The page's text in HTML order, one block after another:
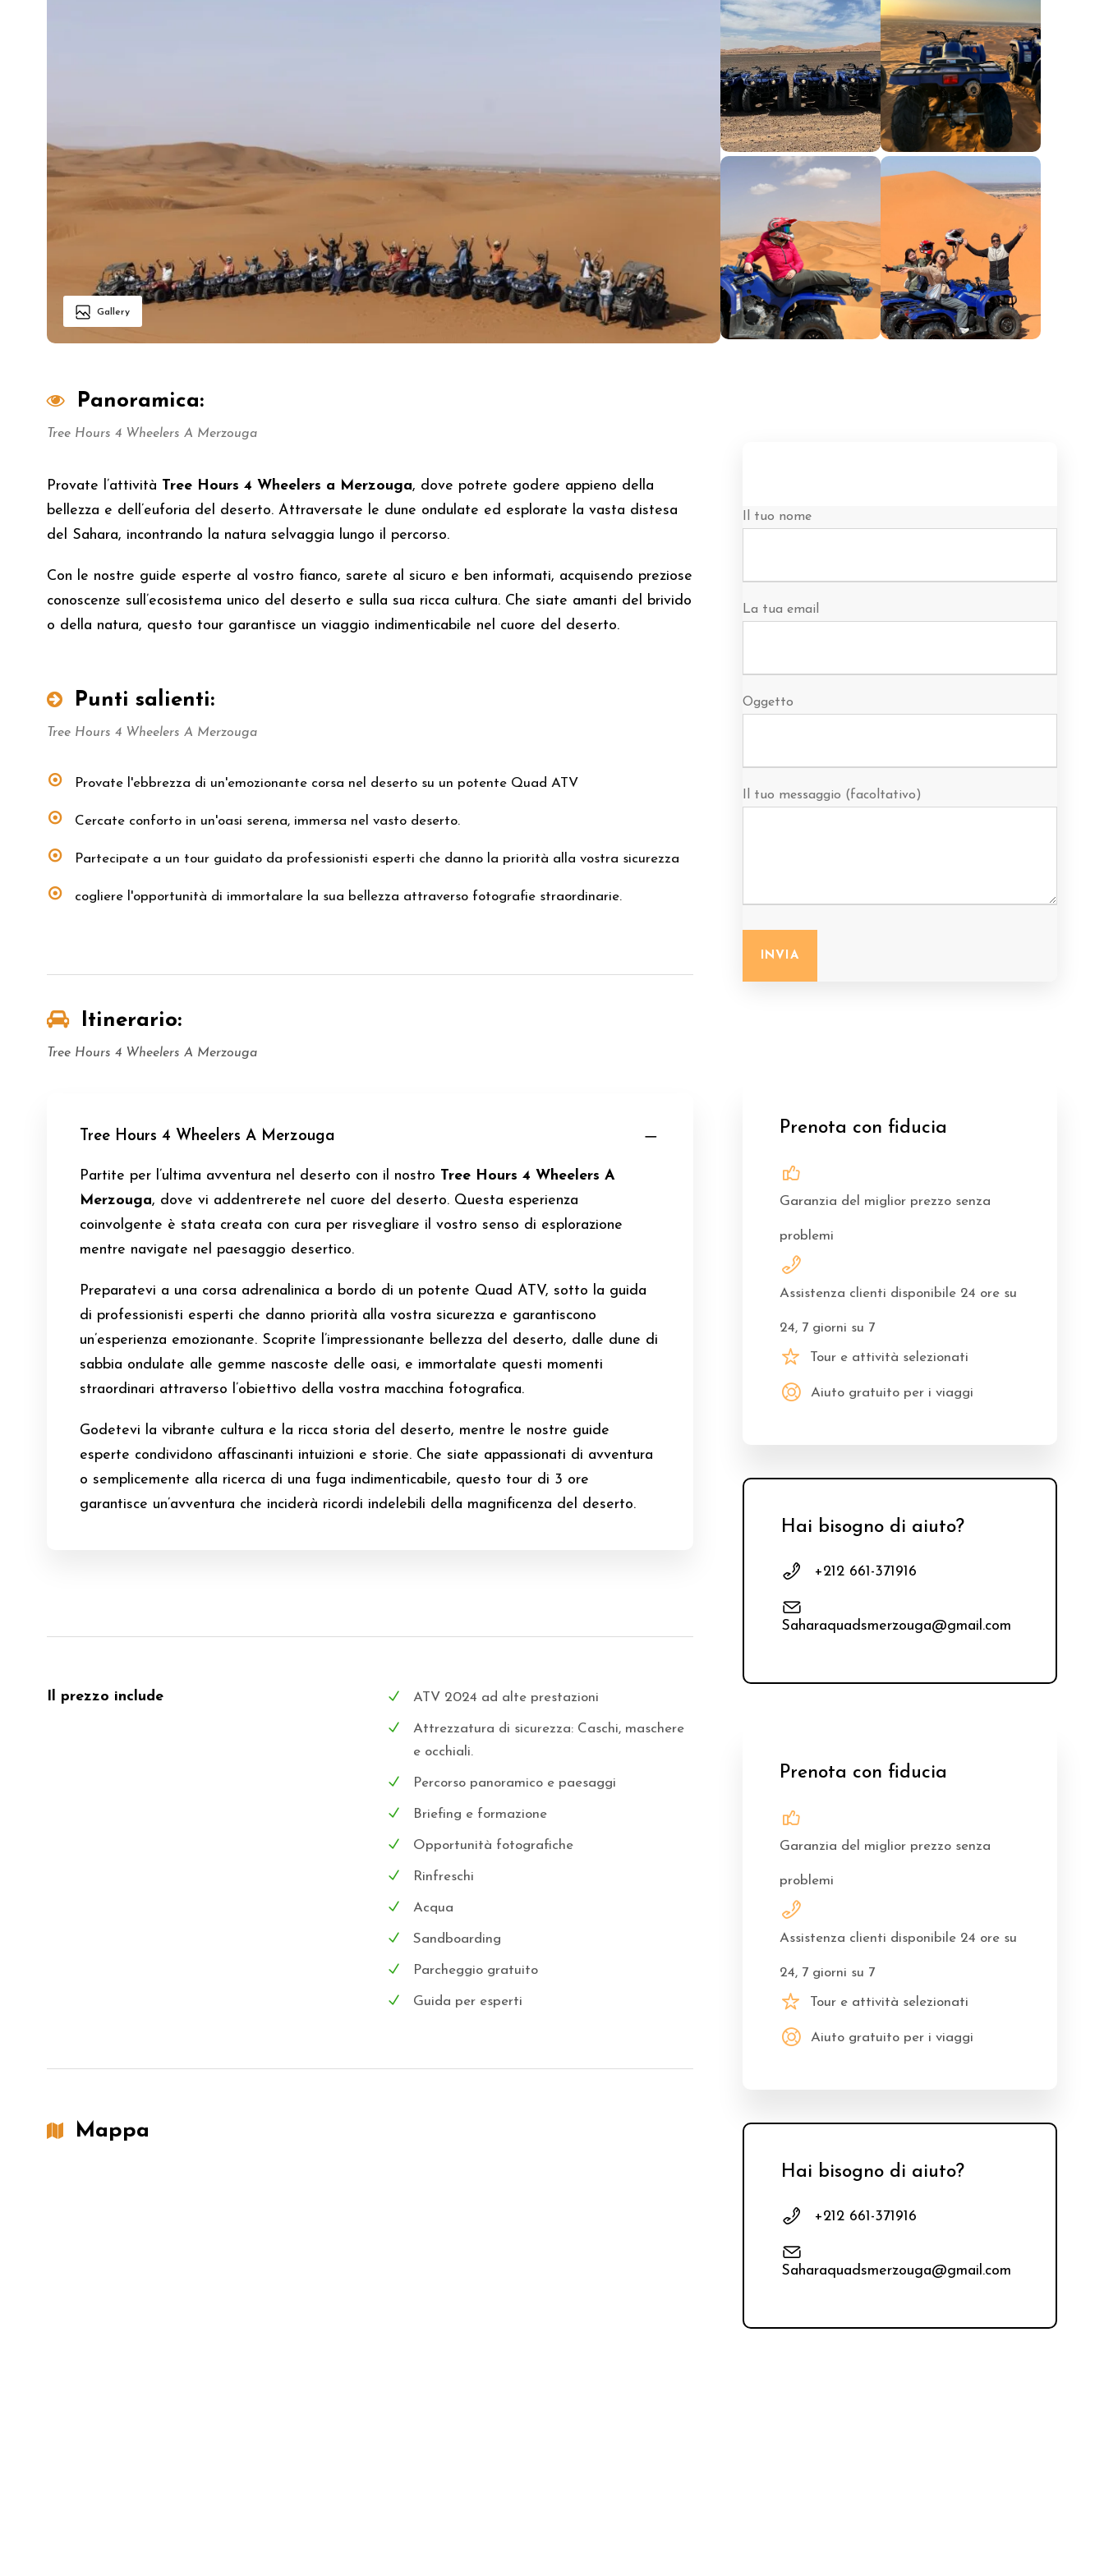
Gallery
Panoramica:
Tree Hours 4 Wheelers A Merzouga
Provate l’attività Tree Hours 4 Wheelers a Merzouga, dove potrete godere appieno della
bellezza e dell’euforia del deserto. Attraversate le dune ondulate ed esplorate la vasta distesa
del Sahara, incontrando la natura selvaggia lungo il percorso.
Con le nostre guide esperte al vostro fianco, sarete al sicuro e ben informati, acquisendo preziose
conoscenze sull’ecosistema unico del deserto e sulla sua ricca cultura. Che siate amanti del brivido
o della natura, questo tour garantisce un viaggio indimenticabile nel cuore del deserto.
Punti salienti:
Tree Hours 4 Wheelers A Merzouga
Provate l'ebbrezza di un'emozionante corsa nel deserto su un potente Quad ATV
Cercate conforto in un'oasi serena, immersa nel vasto deserto.
Partecipate a un tour guidato da professionisti esperti che danno la priorità alla vostra sicurezza
cogliere l'opportunità di immortalare la sua bellezza attraverso fotografie straordinarie.
Itinerario:
Tree Hours 4 Wheelers A Merzouga
Tree Hours 4 Wheelers A Merzouga
Partite per l’ultima avventura nel deserto con il nostro Tree Hours 4 Wheelers A
Merzouga, dove vi addentrerete nel cuore del deserto. Questa esperienza
coinvolgente è stata creata con cura per risvegliare il vostro senso di esplorazione
mentre navigate nel paesaggio desertico.
Preparatevi a una corsa adrenalinica a bordo di un potente Quad ATV, sotto la guida
di professionisti esperti che danno priorità alla vostra sicurezza e garantiscono
un’esperienza emozionante. Scoprite l’impressionante bellezza del deserto, dalle dune di
sabbia ondulate alle gemme nascoste delle oasi, e immortalate questi momenti
straordinari attraverso l’obiettivo della vostra macchina fotografica.
Godetevi la vibrante cultura e la ricca storia del deserto, mentre le nostre guide
esperte condividono affascinanti intuizioni e storie. Che siate appassionati di avventura
o semplicemente alla ricerca di una fuga indimenticabile, questo tour di 3 ore
garantisce un’avventura che inciderà ricordi indelebili della magnificenza del deserto.
Il prezzo include ATV 2024 ad alte prestazioni
Attrezzatura di sicurezza: Caschi, maschere
e occhiali.
Percorso panoramico e paesaggi
Briefing e formazione
Opportunità fotografiche
Rinfreschi
Acqua
Sandboarding
Parcheggio gratuito
Guida per esperti
Mappa
Il tuo nome
La tua email
Oggetto
Il tuo messaggio (facoltativo)
Prenota con fiducia
Garanzia del miglior prezzo senza
problemi
Assistenza clienti disponibile 24 ore su
24, 7 giorni su 7
Tour e attività selezionati
Aiuto gratuito per i viaggi
Hai bisogno di aiuto?
+212 661-371916
Saharaquadsmerzouga@gmail.com
Prenota con fiducia
Garanzia del miglior prezzo senza
problemi
Assistenza clienti disponibile 24 ore su
24, 7 giorni su 7
Tour e attività selezionati
Aiuto gratuito per i viaggi
Hai bisogno di aiuto?
+212 661-371916
Saharaquadsmerzouga@gmail.com